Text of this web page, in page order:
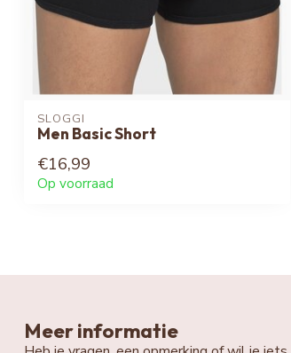
SLOGGI
Men Basic Short
€16,99
Op voorraad
Meer informatie